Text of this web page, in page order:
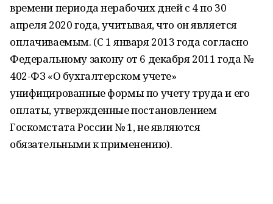
времени периода нерабочих дней с 4 по 30
апреля 2020 года, учитывая, что он является
оплачиваемым. (С 1 января 2013 года согласно
Федеральному закону от 6 декабря 2011 года №
402-ФЗ «О бухгалтерском учете»
унифицированные формы по учету труда и его
оплаты, утвержденные постановлением
Госкомстата России № 1, не являются
обязательными к применению).